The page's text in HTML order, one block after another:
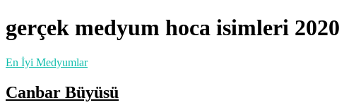
gerçek medyum hoca isimleri 2020
En İyi Medyumlar
Canbar Büyüsü